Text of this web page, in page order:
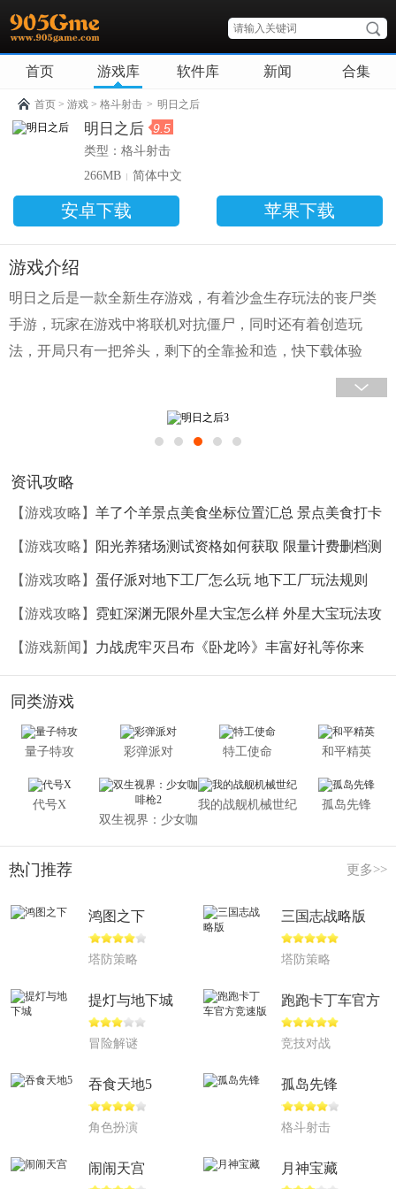
首页 游戏库 软件库 新闻 合集
首页 > 游戏 > 格斗射击 > 明日之后
明日之后 9.5
类型： 格斗射击
266MB
简体中文
安卓下载 苹果下载
游戏介绍
明日之后是一款全新生存游戏，有着沙盒生存玩法的丧尸类
手游，玩家在游戏中将联机对抗僵尸，同时还有着创造玩
法，开局只有一把斧头，剩下的全靠捡和造，快下载体验
改造的感染者和恶劣的生存环境，其他的玩家亦会和你争夺
有限的资源。
在这里，你不会受制于角色和等级，而是可以自由和其余幸
都是为了让自己能够在这个世界中活下去。
资讯攻略
【游戏攻略】 羊了个羊景点美食坐标位置汇总 景点美食打卡
坐标大全
【游戏攻略】 阳光养猪场测试资格如何获取 限量计费删档测
试资格如何获得
【游戏攻略】 蛋仔派对地下工厂怎么玩 地下工厂玩法规则
【游戏攻略】 霓虹深渊无限外星大宝怎么样 外星大宝玩法攻
略
【游戏新闻】 力战虎牢灭吕布《卧龙吟》丰富好礼等你来
同类游戏
量子特攻 彩弹派对 特工使命 和平精英
代号X
双生视界：少女咖
啡枪2
我的战舰机械世纪 孤岛先锋
更多>>
热门推荐
鸿图之下
塔防策略
三国志战略版
塔防策略
提灯与地下城
冒险解谜
跑跑卡丁车官方
竞速版
竞技对战
吞食天地5
角色扮演
孤岛先锋
格斗射击
闹闹天宫 月神宝藏